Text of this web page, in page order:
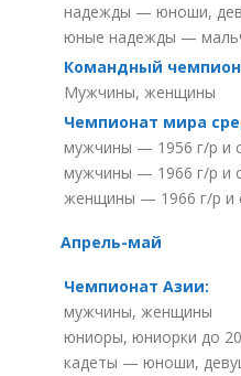
надежды — юноши,
юные надежды —
Командный
Мужчины, женщины
Чемпионат мира
мужчины — 1956 г/р и
мужчины — 1966 г/р и
женщины — 1966 г/р и
Апрель-май
Чемпионат Азии:
мужчины, женщины
юниоры, юниорки до 20
кадеты — юноши,